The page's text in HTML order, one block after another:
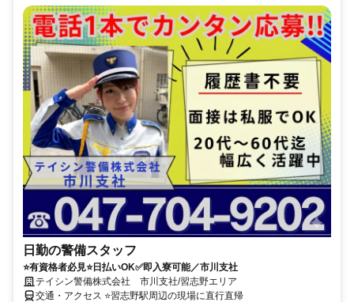
日勤の警備スタッフ
⭐有資格者必見⭐日払いOK✅即入寮可能／市川支社
テイシン警備株式会社 市川支社/習志野エリア
交通・アクセス ⭐習志野駅周辺の現場に直行直帰